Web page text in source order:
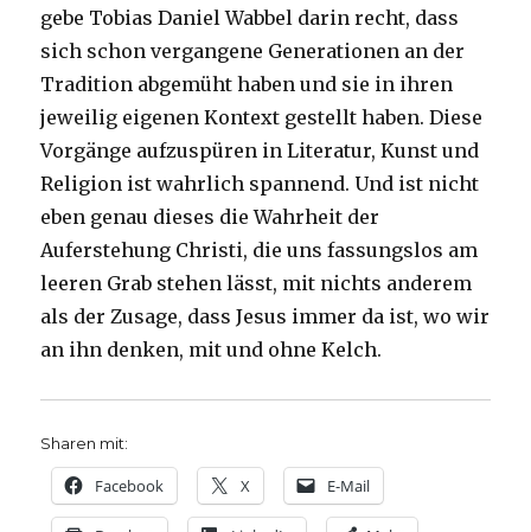
gebe Tobias Daniel Wabbel darin recht, dass
sich schon vergangene Generationen an der
Tradition abgemüht haben und sie in ihren
jeweilig eigenen Kontext gestellt haben. Diese
Vorgänge aufzuspüren in Literatur, Kunst und
Religion ist wahrlich spannend. Und ist nicht
eben genau dieses die Wahrheit der
Auferstehung Christi, die uns fassungslos am
leeren Grab stehen lässt, mit nichts anderem
als der Zusage, dass Jesus immer da ist, wo wir
an ihn denken, mit und ohne Kelch.
Sharen mit:
Facebook X E-Mail